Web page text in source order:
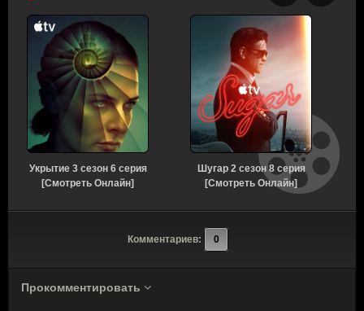
Укрытие 3 сезон 6 серия
[Смотреть Онлайн]
Шугар 2 сезон 8 серия
[Смотреть Онлайн]
Комментариев: 0
Прокомментировать